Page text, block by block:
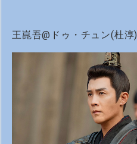
王崑吾@ドゥ・チュン(杜淳)